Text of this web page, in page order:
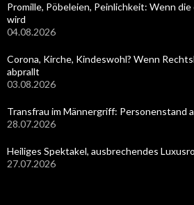
Promille, Pöbeleien, Peinlichkeit: Wenn die
wird
04.08.2026
Corona, Kirche, Kindeswohl? Wenn
abprallt
03.08.2026
Transfrau im Männergriff: Personenstand
28.07.2026
Heiliges Spektakel, ausbrechendes
27.07.2026